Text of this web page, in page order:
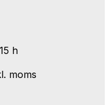
h
moms